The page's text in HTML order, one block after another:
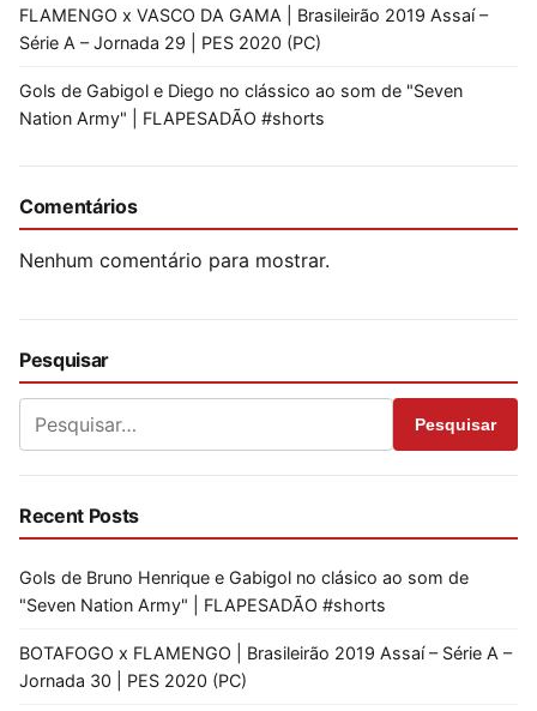
FLAMENGO x VASCO DA GAMA | Brasileirão 2019 Assaí –
Série A – Jornada 29 | PES 2020 (PC)
Gols de Gabigol e Diego no clássico ao som de "Seven
Nation Army" | FLAPESADÃO #shorts
Comentários
Nenhum comentário para mostrar.
Pesquisar
Pesquisar
Recent Posts
Gols de Bruno Henrique e Gabigol no clásico ao som de
"Seven Nation Army" | FLAPESADÃO #shorts
BOTAFOGO x FLAMENGO | Brasileirão 2019 Assaí – Série A –
Jornada 30 | PES 2020 (PC)